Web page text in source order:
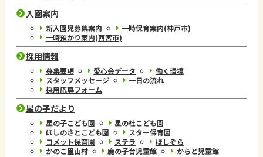
入園案内
新入園児募集案内
一時保育案内(神戸市)
一時預かり案内(西宮市)
採用情報
募集要項 愛心会データ
働く環境
スタッフメッセージ
一日の流れ
採用応募フォーム
星の子だより
星の子こども園
星の杜こども園
ほしのさとこども園
スター保育園
コメット保育園
ステラ
ほしぞら
かのこ里山村
鹿の子台児童館 からと児童館